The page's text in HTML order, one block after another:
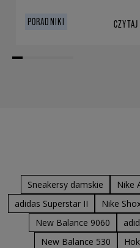
PORADNIKI CZYTAJ
Sneakersy damskie Nike
adidas Superstar II
Nike
New Balance 9060
New Balance 530